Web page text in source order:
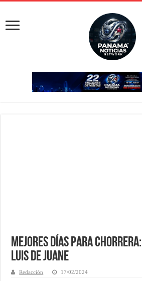
Mejores Días para
Luis de Juane
Redacción 17/02/2024